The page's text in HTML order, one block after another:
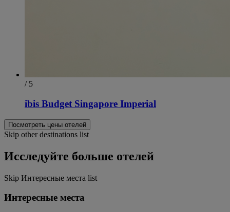
/ 5
ibis Budget Singapore Imperial
Посмотреть цены отелей
Skip other destinations list
Исследуйте больше отелей
Skip Интересные места list
Интересные места